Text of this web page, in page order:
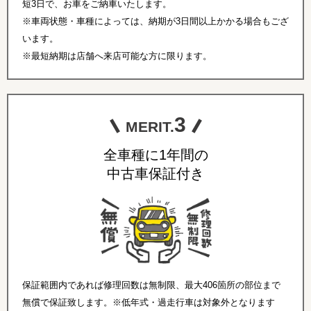
短3日で、お車をご納車いたします。
※車両状態・車種によっては、納期が3日間以上かかる場合もござ
います。
※最短納期は店舗へ来店可能な方に限ります。
MERIT.3
全車種に1年間の
中古車保証付き
保証範囲内であれば修理回数は無制限、最大406箇所の部位まで
無償で保証致します。※低年式・過走行車は対象外となります